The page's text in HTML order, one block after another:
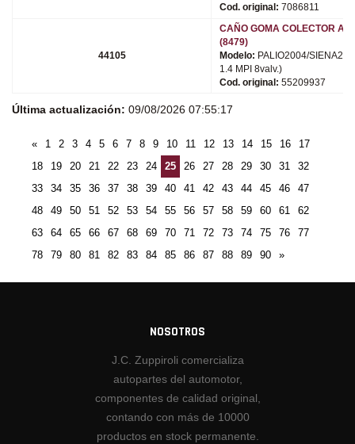
Cod. original: 7086811
44105
CAÑO GOMA COLECTOR
(8479)
Modelo: PALIO2004/
1.4 MPI 8valv.)
Cod. original: 55209937
Última actualización: 09/08/2026 07:55:17
« 1 2 3 4 5 6 7 8 9 10 11 12 13 14 15 16
17
18
19 20 21 22 23 24 25 26 27 28 29 30 31
32
33
34 35 36 37 38 39 40 41 42 43 44 45 46
47
48
49 50 51 52 53 54 55 56 57 58 59 60 61
62
63
64 65 66 67 68 69 70 71 72 73 74 75 76
77
78
79 80 81 82 83 84 85 86 87 88 89 90 »
NOSOTROS
J.C. Zuppiroli comercializa
autopartes del automotor,
componentes de calidad original,
contando con más de 10000
productos en stock permanente.